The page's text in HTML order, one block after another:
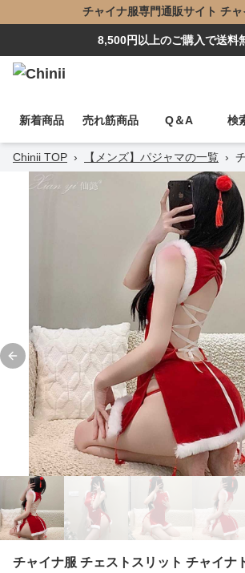
チャイナ服専門通販サイト チ
8,500円以上のご購入で送料
新着商品 売れ筋商品 Q＆A 検
Chinii TOP › 【メンズ】パジャマの一覧 ›
Previous slide
チャイナ服 チェストスリット チャイナ